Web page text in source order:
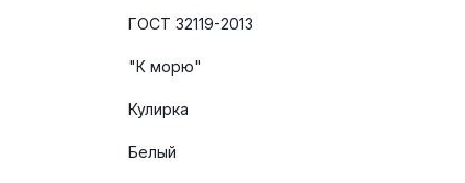
ГОСТ 32119-2013
"К морю"
Кулирка
Белый